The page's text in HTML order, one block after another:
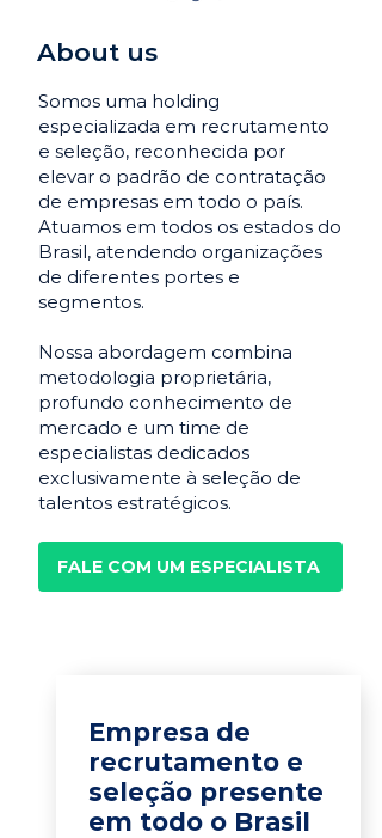
About us
Somos uma holding
especializada em recrutamento
e seleção, reconhecida por
elevar o padrão de contratação
de empresas em todo o país.
Atuamos em todos os estados do
Brasil, atendendo organizações
de diferentes portes e
segmentos.
Nossa abordagem combina
metodologia proprietária,
profundo conhecimento de
mercado e um time de
especialistas dedicados
exclusivamente à seleção de
talentos estratégicos.
FALE COM UM ESPECIALISTA
Empresa de
recrutamento e
seleção presente
em todo o Brasil